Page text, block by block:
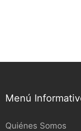
Menú
Quiénes Somos